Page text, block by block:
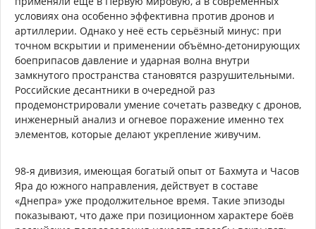
условиях она особенно эффективна против дронов и
артиллерии. Однако у неё есть серьёзный минус: при
точном вскрытии и применении объёмно-детонирующих
боеприпасов давление и ударная волна внутри
замкнутого пространства становятся разрушительными.
Российские десантники в очередной раз
продемонстрировали умение сочетать разведку с дронов,
инженерный анализ и огневое поражение именно тех
элементов, которые делают укрепление живучим.
98-я дивизия, имеющая богатый опыт от Бахмута и Часов
Яра до южного направления, действует в составе
«Днепра» уже продолжительное время. Такие эпизоды
показывают, что даже при позиционном характере боёв